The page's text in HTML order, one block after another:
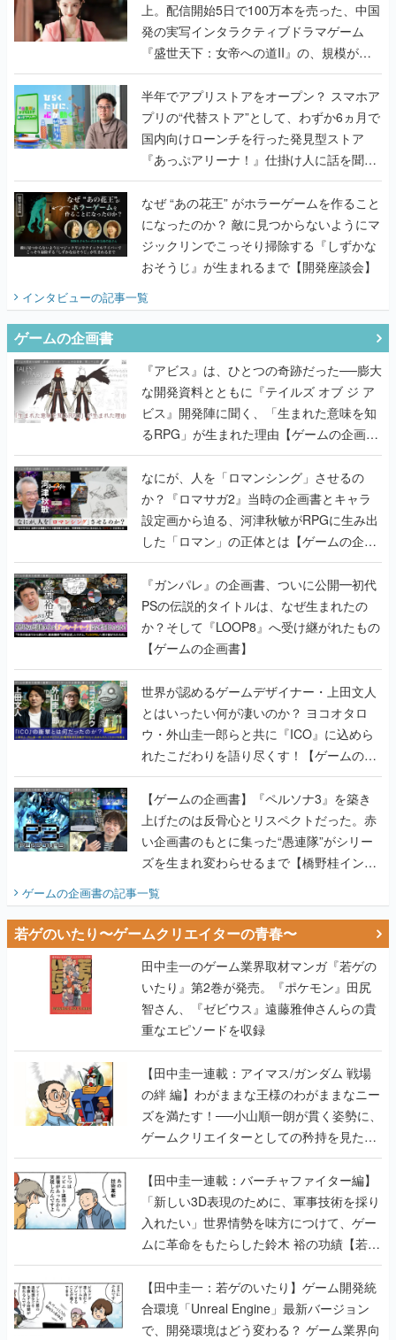
上。配信開始5日で100万本を売った、中国
発の実写インタラクティブドラマゲーム
『盛世天下：女帝への道II』の、規模が違
うこだわりをプロデューサーに聞いた
半年でアプリストアをオープン？ スマホア
プリの“代替ストア”として、わずか6ヵ月で
国内向けローンチを行った発見型ストア
『あっぷアリーナ！』仕掛け人に話を聞い
てみた
なぜ “あの花王” がホラーゲームを作ること
になったのか？ 敵に見つからないようにマ
ジックリンでこっそり掃除する『しずかな
おそうじ』が生まれるまで【開発座談会】
インタビューの記事一覧
ゲームの企画書
『アビス』は、ひとつの奇跡だった──膨大
な開発資料とともに『テイルズ オブ ジ ア
ビス』開発陣に聞く、「生まれた意味を知
るRPG」が生まれた理由【ゲームの企画
書】
なにが、人を「ロマンシング」させるの
か？『ロマサガ2』当時の企画書とキャラ
設定画から迫る、河津秋敏がRPGに生み出
した「ロマン」の正体とは【ゲームの企画
書】
『ガンパレ』の企画書、ついに公開━初代
PSの伝説的タイトルは、なぜ生まれたの
か？そして『LOOP8』へ受け継がれたもの
【ゲームの企画書】
世界が認めるゲームデザイナー・上田文人
とはいったい何が凄いのか？ ヨコオタロ
ウ・外山圭一郎らと共に『ICO』に込めら
れたこだわりを語り尽くす！【ゲームの企
画書】
【ゲームの企画書】『ペルソナ3』を築き
上げたのは反骨心とリスペクトだった。赤
い企画書のもとに集った“愚連隊”がシリー
ズを生まれ変わらせるまで【橋野桂インタ
ゲームの企画書の記事一覧
若ゲのいたり〜ゲームクリエイターの青春〜
田中圭一のゲーム業界取材マンガ『若ゲの
いたり』第2巻が発売。『ポケモン』田尻
智さん、『ゼビウス』遠藤雅伸さんらの貴
重なエピソードを収録
【田中圭一連載：アイマス/ガンダム 戦場
の絆 編】わがままな王様のわがままなニー
ズを満たす！──小山順一朗が貫く姿勢に、
ゲームクリエイターとしての矜持を見た
【若ゲのいたり最終回】
【田中圭一連載：バーチャファイター編】
「新しい3D表現のために、軍事技術を採り
入れたい」世界情勢を味方につけて、ゲー
ムに革命をもたらした鈴木 裕の功績【若ゲ
のいたり】
【田中圭一：若ゲのいたり】ゲーム開発統
合環境「Unreal Engine」最新バージョン
で、開発環境はどう変わる？ ゲーム業界向